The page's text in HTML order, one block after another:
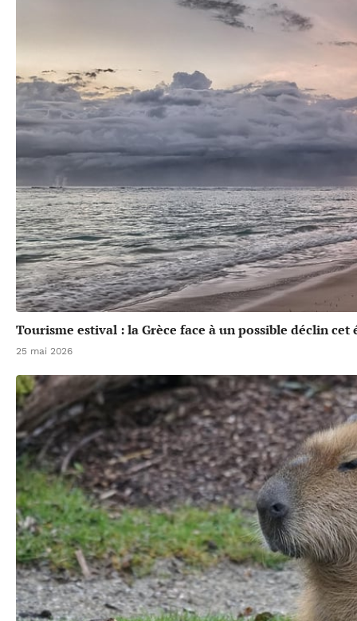
Tourisme estival : la Grèce face à un possible déclin cet
25 mai 2026